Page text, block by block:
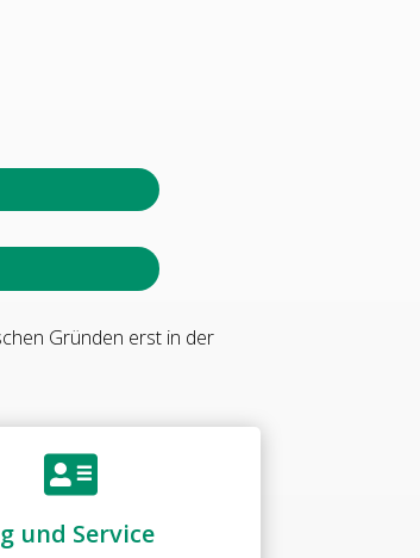
Gründen erst in der

und Service